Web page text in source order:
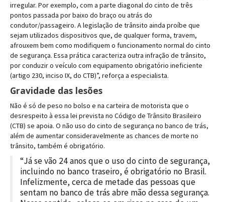
irregular. Por exemplo, com a parte diagonal do cinto de três
pontos passada por baixo do braço ou atrás do
condutor/passageiro. A legislação de trânsito ainda proíbe que
sejam utilizados dispositivos que, de qualquer forma, travem,
afrouxem bem como modifiquem o funcionamento normal do cinto
de segurança. Essa prática caracteriza outra infração de trânsito,
por conduzir o veículo com equipamento obrigatório ineficiente
(artigo 230, inciso IX, do CTB)”, reforça a especialista.
Gravidade das lesões
Não é só de peso no bolso e na carteira de motorista que o
desrespeito à essa lei prevista no Código de Trânsito Brasileiro
(CTB) se apoia. O não uso do cinto de segurança no banco de trás,
além de aumentar consideravelmente as chances de morte no
trânsito, também é obrigatório.
“Já se vão 24 anos que o uso do cinto de segurança,
incluindo no banco traseiro, é obrigatório no Brasil.
Infelizmente, cerca de metade das pessoas que
sentam no banco de trás abre mão dessa segurança.